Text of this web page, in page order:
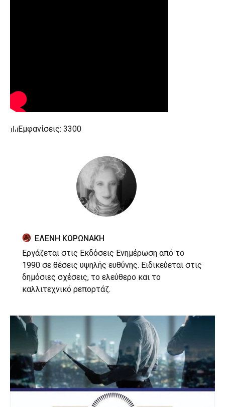
Εμφανίσεις: 3300
ΕΛΕΝΗ ΚΟΡΩΝΑΚΗ
Εργάζεται στις Εκδόσεις Ενημέρωση από το
1990 σε θέσεις υψηλής ευθύνης. Ειδικεύεται στις
δημόσιες σχέσεις, το ελεύθερο και το
καλλιτεχνικό ρεπορτάζ.